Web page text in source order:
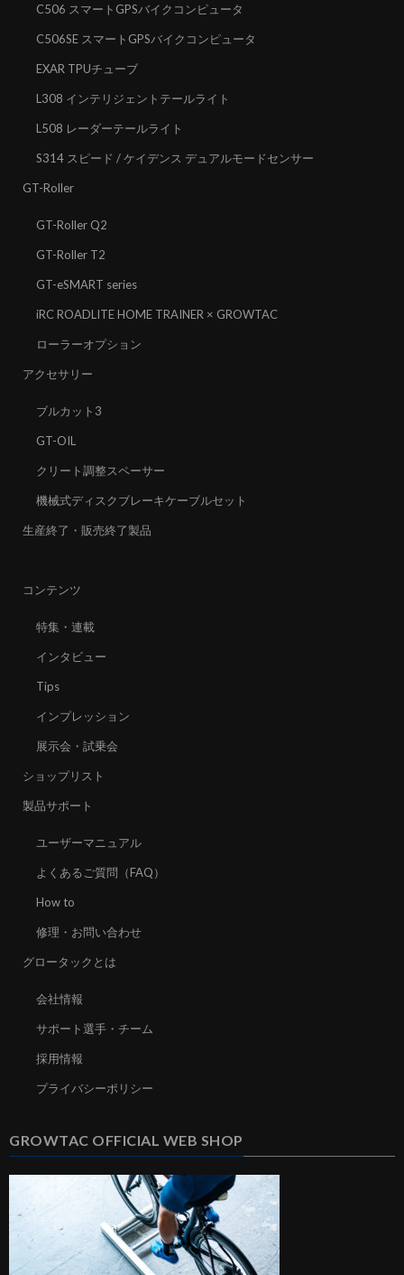
C506 スマートGPSバイクコンピュータ
C506SE スマートGPSバイクコンピュータ
EXAR TPUチューブ
L308 インテリジェントテールライト
L508 レーダーテールライト
S314 スピード / ケイデンス デュアルモードセンサー
GT-Roller
GT-Roller Q2
GT-Roller T2
GT-eSMART series
iRC ROADLITE HOME TRAINER × GROWTAC
ローラーオプション
アクセサリー
ブルカット3
GT-OIL
クリート調整スペーサー
機械式ディスクブレーキケーブルセット
生産終了・販売終了製品
コンテンツ
特集・連載
インタビュー
Tips
インプレッション
展示会・試乗会
ショップリスト
製品サポート
ユーザーマニュアル
よくあるご質問（FAQ）
How to
修理・お問い合わせ
グロータックとは
会社情報
サポート選手・チーム
採用情報
プライバシーポリシー
GROWTAC OFFICIAL WEB SHOP